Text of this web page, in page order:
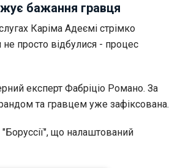
бажання гравця
Каріма Адеємі стрімко
просто відбулися - процес
експерт Фабріціо Романо. За
та гравцем уже зафіксована.
що налаштований